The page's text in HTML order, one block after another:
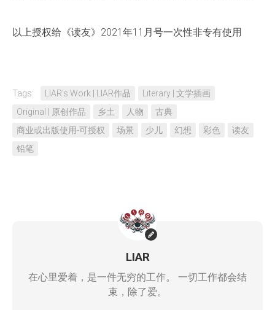
以上授权给《读友》2021年11月号一次性非专有使用
Tags: LIAR‘s Work | LIAR作品
Literary | 文学插画
Original | 原创作品
乡土 人物
古典
商业或出版使用-可授权
场景 少儿 幻想 彩色
读友
铅笔
LIAR
在心里爱着，是一件无穷的工作。 一切工作都会结
束，除了爱。